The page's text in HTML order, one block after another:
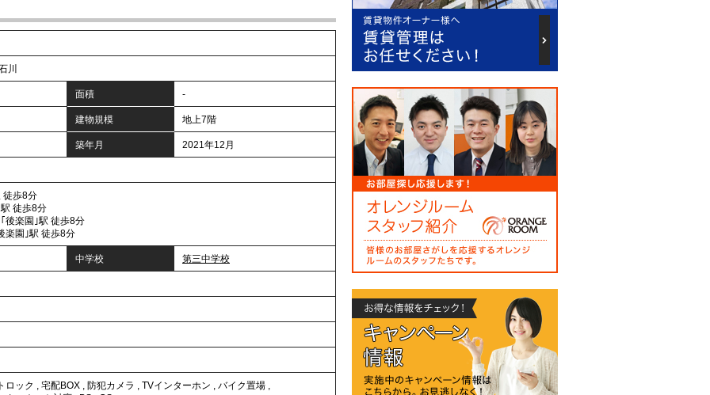
川
面積 -
建物規模 地上7階
築年月 2021年12月
徒歩8分
徒歩8分
後楽園｣駅 徒歩8分
楽園｣駅 徒歩8分
中学校 第三中学校
ロック , 宅配BOX , 防犯カメラ , TVインターホン , バイク置場 ,